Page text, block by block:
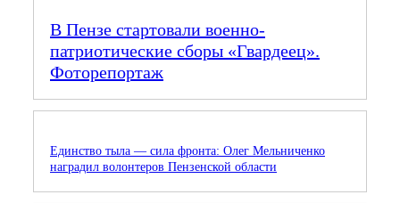
В Пензе стартовали военно-
патриотические сборы «Гвардеец».
Фоторепортаж
Единство тыла — сила фронта: Олег Мельниченко
наградил волонтеров Пензенской области